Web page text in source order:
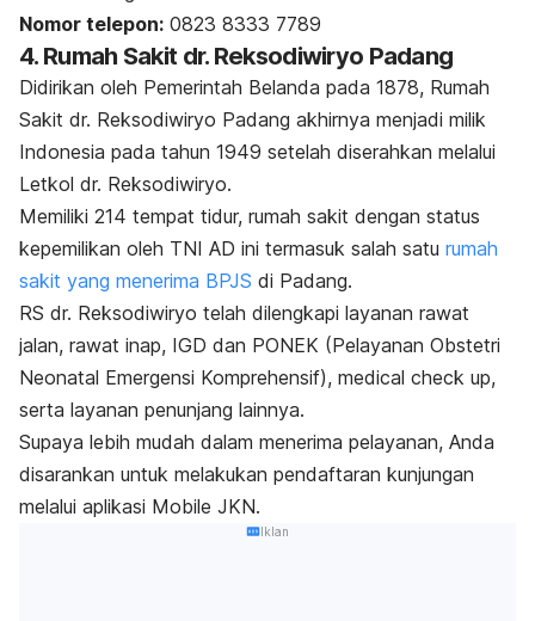
Nomor telepon: 0823 8333 7789
4. Rumah Sakit dr. Reksodiwiryo Padang
Didirikan oleh Pemerintah Belanda pada 1878, Rumah
Sakit dr. Reksodiwiryo Padang akhirnya menjadi milik
Indonesia pada tahun 1949 setelah diserahkan melalui
Letkol dr. Reksodiwiryo.
Memiliki 214 tempat tidur, rumah sakit dengan status
kepemilikan oleh TNI AD ini termasuk salah satu rumah
sakit yang menerima BPJS di Padang.
RS dr. Reksodiwiryo telah dilengkapi layanan rawat
jalan, rawat inap, IGD dan PONEK (Pelayanan Obstetri
Neonatal Emergensi Komprehensif), medical check up,
serta layanan penunjang lainnya.
Supaya lebih mudah dalam menerima pelayanan, Anda
disarankan untuk melakukan pendaftaran kunjungan
melalui aplikasi Mobile JKN.
Iklan